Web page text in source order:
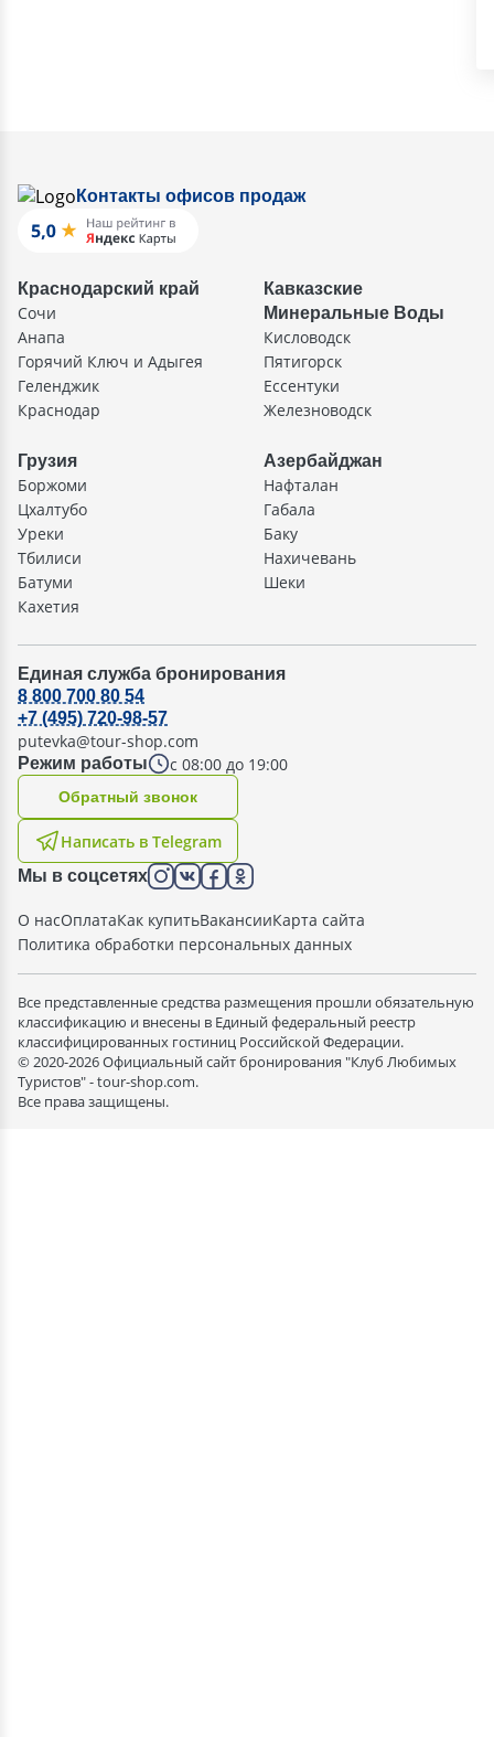
Контакты офисов продаж
Краснодарский край
Сочи
Анапа
Горячий Ключ и Адыгея
Геленджик
Краснодар
Кавказские
Минеральные Воды
Кисловодск
Пятигорск
Ессентуки
Железноводск
Грузия
Боржоми
Цхалтубо
Уреки
Тбилиси
Батуми
Кахетия
Азербайджан
Нафталан
Габала
Баку
Нахичевань
Шеки
Единая служба бронирования
Режим работы с 08:00 до 19:00
8 800 700 80 54
+7 (495) 720-98-57
putevka@tour-shop.com
Написать в Telegram
Oбратный звонок
Мы в соцсетях
О насОплатаКак купитьВакансииКарта сайта
Политика обработки персональных данных
Все представленные средства размещения прошли обязательную
классификацию и внесены в Единый федеральный реестр
классифицированных гостиниц Российской Федерации.
© 2020-2026 Официальный сайт бронирования "Клуб Любимых
Туристов" - tour-shop.com.
Все права защищены.